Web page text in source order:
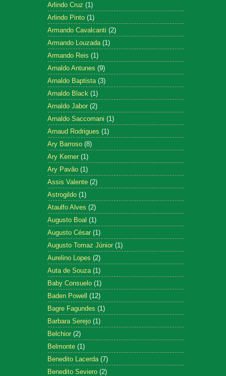
Arlindo Cruz (1)
Arlindo Pinto (1)
Armando Cavalcanti (2)
Armando Louzada (1)
Armando Reis (1)
Arnaldo Antunes (9)
Arnaldo Baptista (3)
Arnaldo Black (1)
Arnaldo Jabor (2)
Arnaldo Saccomani (1)
Arnaud Rodrigues (1)
Ary Barroso (8)
Ary Kerner (1)
Ary Pavão (1)
Assis Valente (2)
Astrogildo (1)
Ataulfo Alves (2)
Augusto Boal (1)
Augusto César (1)
Augusto Tomaz Júnior (1)
Aurelino Lopes (2)
Auta de Souza (1)
Baby Consuelo (1)
Baden Powell (12)
Bagre Fagundes (1)
Barbara Serejo (1)
Belchior (2)
Belmonte (1)
Benedito Lacerda (7)
Benedito Seviero (2)